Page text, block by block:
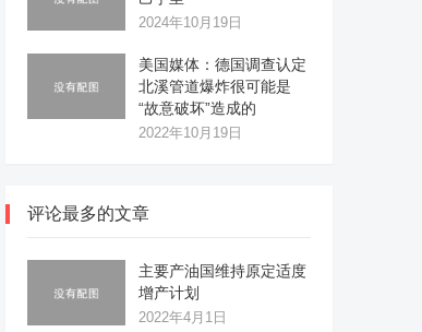
2024年10月19日
美国媒体：德国调查认定
北溪管道爆炸很可能是
“故意破坏”造成的
2022年10月19日
评论最多的文章
主要产油国维持原定适度
增产计划
2022年4月1日